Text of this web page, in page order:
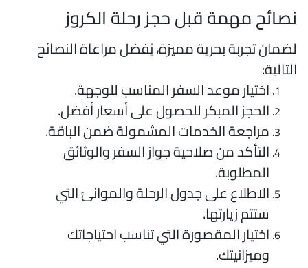
مهمة قبل حجز رحلة الكروز
تجربة بحرية مميزة، يُفضل مراعاة النصائح
اختيار موعد السفر المناسب للوجهة.
الحجز المبكر للحصول على أسعار أفضل.
مراجعة الخدمات المشمولة ضمن الباقة.
التأكد من صلاحية جواز السفر والوثائق
المطلوبة.
الاطلاع على جدول الرحلة والموانئ التي
ستتم زيارتها.
اختيار المقصورة التي تناسب احتياجاتك
وميزانيتك.